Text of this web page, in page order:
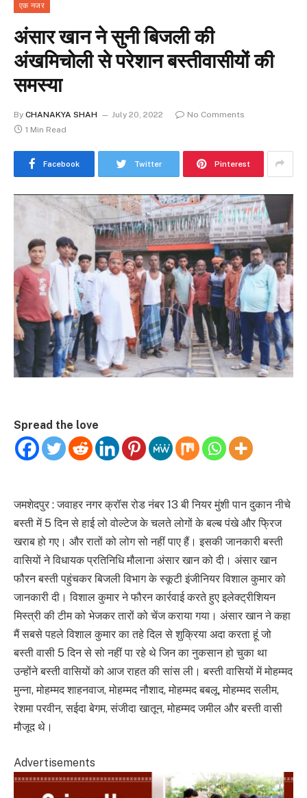
एक नजर
अंसार खान ने सुनी बिजली की
अंखमिचोली से परेशान बस्तीवासीयों की
समस्या
By CHANAKYA SHAH July 20, 2022
No Comments
1 Min Read
Facebook Twitter Pinterest
Spread the love
जमशेदपुर : जवाहर नगर क्रॉस रोड नंबर 13 बी नियर मुंशी पान दुकान नीचे
बस्ती में 5 दिन से हाई लो वोल्टेज के चलते लोगों के बल्ब पंखे और फ्रिज
खराब हो गए। और रातों को लोग सो नहीं पाए हैं। इसकी जानकारी बस्ती
वासियों ने विधायक प्रतिनिधि मौलाना अंसार खान को दी। अंसार खान
फौरन बस्ती पहुंचकर बिजली विभाग के स्कूटी इंजीनियर विशाल कुमार को
जानकारी दी। विशाल कुमार ने फौरन कार्रवाई करते हुए इलेक्ट्रीशियन
मिस्त्री की टीम को भेजकर तारों को चेंज कराया गया। अंसार खान ने कहा
मैं सबसे पहले विशाल कुमार का तहे दिल से शुक्रिया अदा करता हूं जो
बस्ती वासी 5 दिन से सो नहीं पा रहे थे जिन का नुकसान हो चुका था
उन्होंने बस्ती वासियों को आज राहत की सांस ली। बस्ती वासियों में मोहम्मद
मुन्ना, मोहम्मद शाहनवाज, मोहम्मद नौशाद, मोहम्मद बबलू, मोहम्मद सलीम,
रेशमा परवीन, सईदा बेगम, संजीदा खातून, मोहम्मद जमील और बस्ती वासी
मौजूद थे।
Advertisements